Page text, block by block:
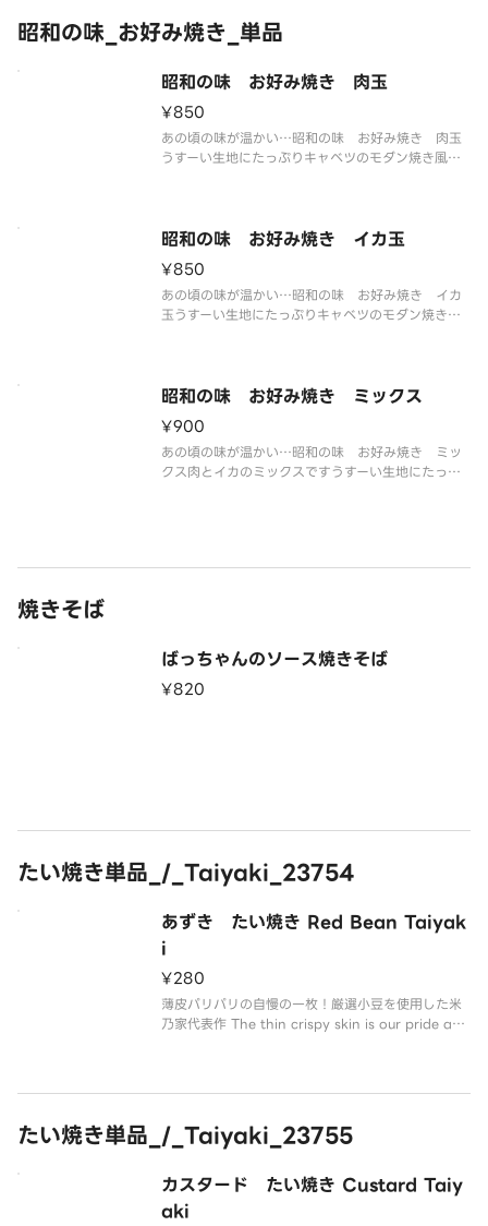
昭和の味_お好み焼き_単品
昭和の味 お好み焼き 肉玉
¥850
あの頃の味が温かい…昭和の味 お好み焼き 肉玉
うすーい生地にたっぷりキャベツのモダン焼き風お
昭和の味 お好み焼き イカ玉
¥850
あの頃の味が温かい…昭和の味 お好み焼き イカ
玉うすーい生地にたっぷりキャベツのモダン焼き風
昭和の味 お好み焼き ミックス
¥900
あの頃の味が温かい…昭和の味 お好み焼き ミッ
クス肉とイカのミックスですうすーい生地にたっぷ
焼きそば
ばっちゃんのソース焼きそば
¥820
たい焼き単品_/_Taiyaki_23754
あずき たい焼き Red Bean Taiyak
i
¥280
薄皮パリパリの自慢の一枚！厳選小豆を使用した米
乃家代表作 The thin crispy skin is our pride and
たい焼き単品_/_Taiyaki_23755
カスタード たい焼き Custard Taiy
aki